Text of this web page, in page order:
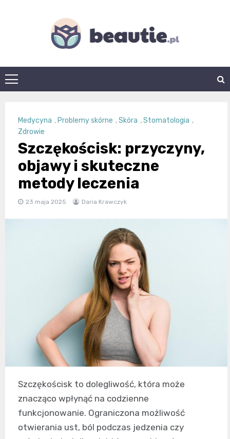
beautie.pl
Medycyna , Problemy skórne ,Skóra ,Stomatologia ,
Zdrowie
Szczękościsk: przyczyny,
objawy i skuteczne
metody leczenia
23 maja 2025 Daria Krawczyk
Szczękościsk to dolegliwość, która może
znacząco wpłynąć na codzienne
funkcjonowanie. Ograniczona możliwość
otwierania ust, ból podczas jedzenia czy